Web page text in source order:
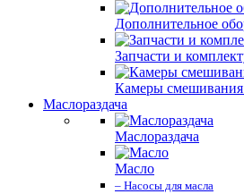
Дополнительное
Запчасти и
Камеры смешивания
Маслораздача
Маслораздача
Масло
– Насосы для масла